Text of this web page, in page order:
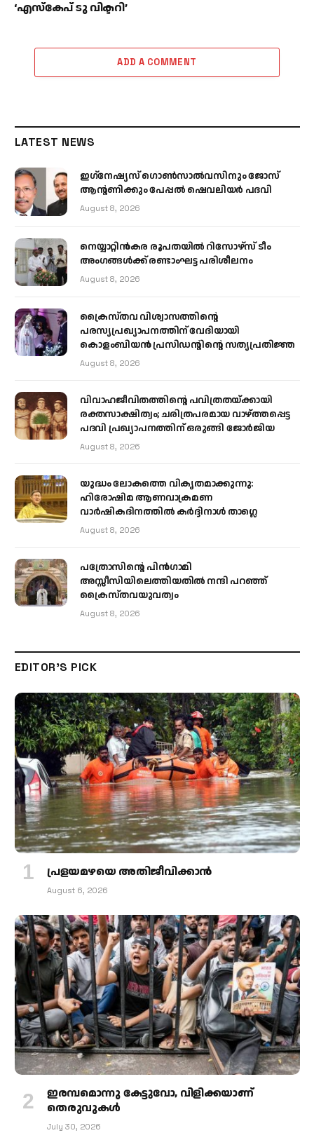
‘എസ്കേപ് ടു വിക്ടറി’
ADD A COMMENT
LATEST NEWS
ഇഗ്‌നേഷ്യസ് ഗൊൺസാൽവസിനും ജോസ്
ആന്റണിക്കും പേപ്പൽ ഷെവലിയർ പദവി
August 8, 2026
നെയ്യാറ്റിൻകര രൂപതയിൽ റിസോഴ്സ് ടീം
അംഗങ്ങൾക്ക് രണ്ടാംഘട്ട പരിശീലനം
August 8, 2026
ക്രൈസ്തവ വിശ്വാസത്തിന്റെ
പരസ്യപ്രഖ്യാപനത്തിന് വേദിയായി
കൊളംബിയൻ പ്രസിഡന്റിന്റെ സത്യപ്രതിജ്ഞ
August 8, 2026
വിവാഹജീവിതത്തിന്റെ പവിത്രതയ്ക്കായി
രക്തസാക്ഷിത്വം; ചരിത്രപരമായ വാഴ്ത്തപ്പെട്ട
പദവി പ്രഖ്യാപനത്തിന് ഒരുങ്ങി ജോര്‍ജിയ
August 8, 2026
യുദ്ധം ലോകത്തെ വികൃതമാക്കുന്നു:
ഹിരോഷിമ ആണവാക്രമണ
വാർഷികദിനത്തിൽ കർദ്ദിനാൾ താഗ്ലെ
August 8, 2026
പത്രോസിന്റെ പിൻഗാമി
അസ്സീസിയിലെത്തിയതിൽ നന്ദി പറഞ്ഞ്
ക്രൈസ്തവയുവത്വം
August 8, 2026
EDITOR'S PICK
പ്രളയമഴയെ അതിജീവിക്കാന്‍
August 6, 2026
ഇരമ്പമൊന്നു കേട്ടുവോ, വിളിക്കയാണ്
തെരുവുകള്‍
July 30, 2026